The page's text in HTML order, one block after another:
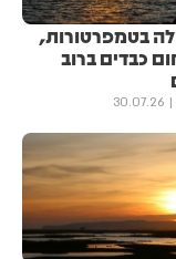
בטמפרטורות,
כבדים ברוב
30.07.26